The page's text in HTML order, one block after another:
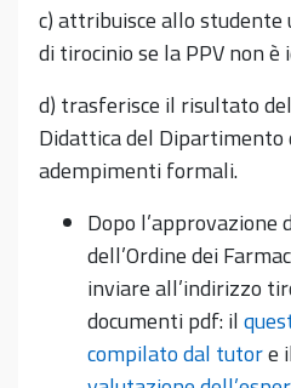
c) attribuisce allo studente
di tirocinio se la PPV non è
d) trasferisce il risultato
Didattica del Dipartimento
adempimenti formali.
Dopo
dell’Ordine dei
inviare all’indirizzo
documenti pdf: il
compilato dal tutore